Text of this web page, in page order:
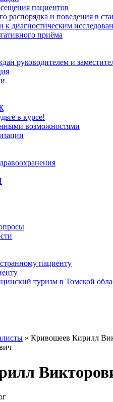
пациентов
распорядка и поведения в
к диагностическим
приёма
руководителем и
в курсе!
возможностями
пациенту
туризм в Томской
» Кривошеев Кирилл